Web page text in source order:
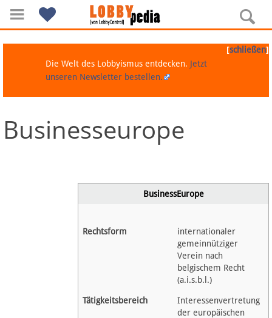
Navigation
Fördermitglied werden
[schließen]
Die Welt des Lobbyismus entdecken. Jetzt
unseren Newsletter bestellen.
Businesseurope
BusinessEurope
Rechtsform
internationaler
gemeinnütziger
Verein nach
belgischem Recht
(a.i.s.b.l.)
Tätigkeitsbereich
Interessenvertretung
der europäischen